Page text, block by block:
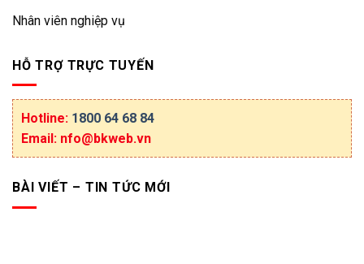
Nhân viên nghiệp vụ
HỖ TRỢ TRỰC TUYẾN
Hotline: 1800 64 68 84
Email: nfo@bkweb.vn
BÀI VIẾT – TIN TỨC MỚI